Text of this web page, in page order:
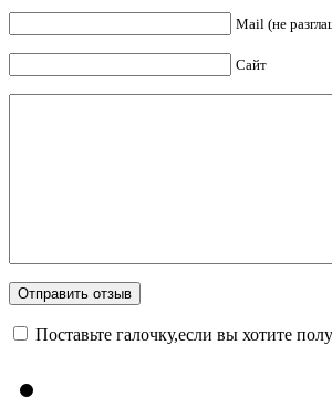
Mail (не
Сайт
Поставьте галочку,если вы хотите